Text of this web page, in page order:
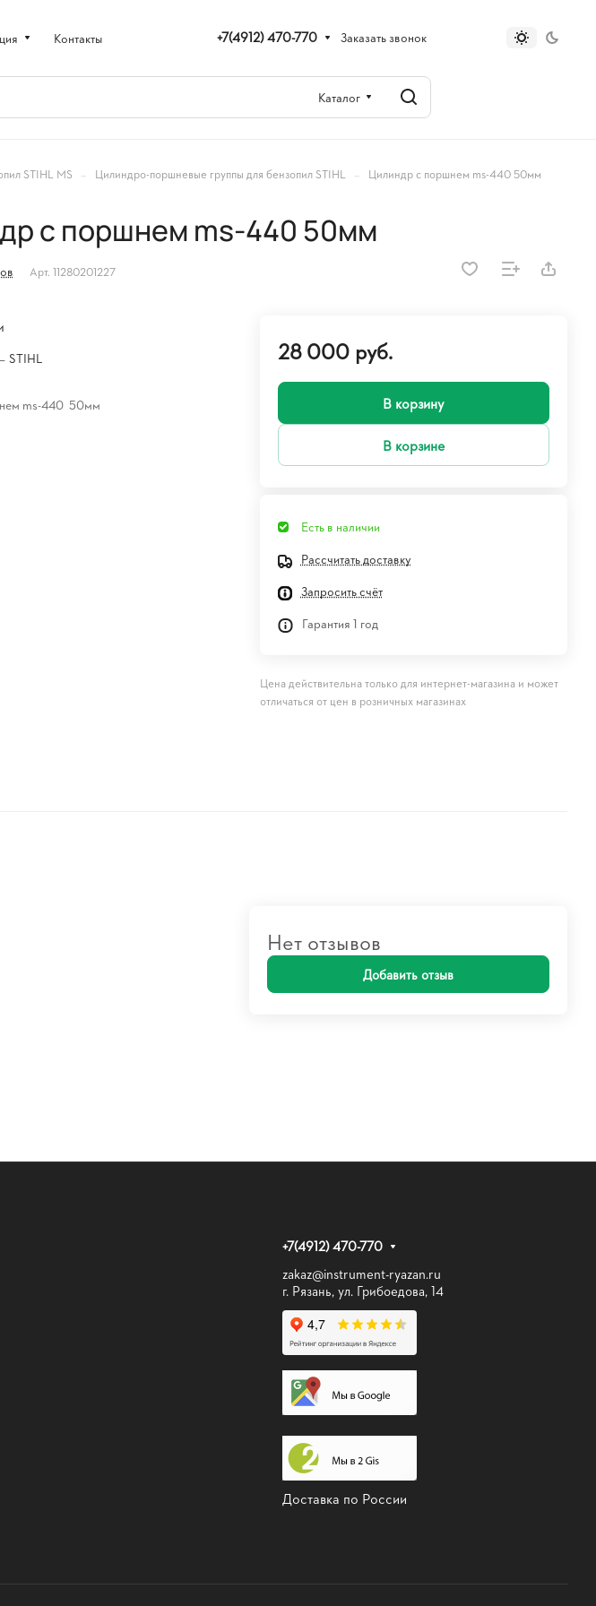
Контакты +7(4912) 470-770 Заказать звонок
Каталог
STIHL MS – Цилиндро-поршневые группы для бензопил STIHL – Цилиндр с поршнем ms-440 50мм
с поршнем ms-440 50мм
Арт. 11280201227
STIHL
ms-440 50мм
28 000 руб.
В корзину
В корзине
Есть в наличии
Рассчитать доставку
Запросить счёт
Гарантия 1 год
Цена действительна только для интернет-магазина и может
отличаться от цен в розничных магазинах
Нет отзывов
Добавить отзыв
+7(4912) 470-770
zakaz@instrument-ryazan.ru
г. Рязань, ул. Грибоедова, 14
Доставка по России